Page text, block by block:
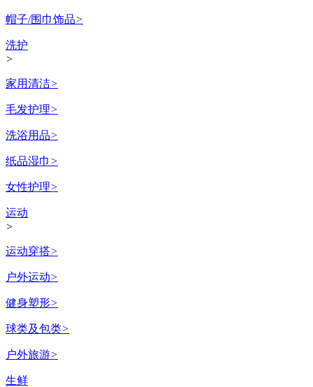
帽子/围巾饰品>
洗护
>
家用清洁>
毛发护理>
洗浴用品>
纸品湿巾 >
女性护理>
运动
>
运动穿搭>
户外运动>
健身塑形>
球类及包类>
户外旅游>
生鲜